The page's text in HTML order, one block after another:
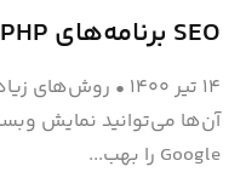
SEO برنامه‌های PHP
۱۴ تیر ۱۴۰۰ • روش‌های
آن‌ها می‌توانید نمایش
Google را بهب...